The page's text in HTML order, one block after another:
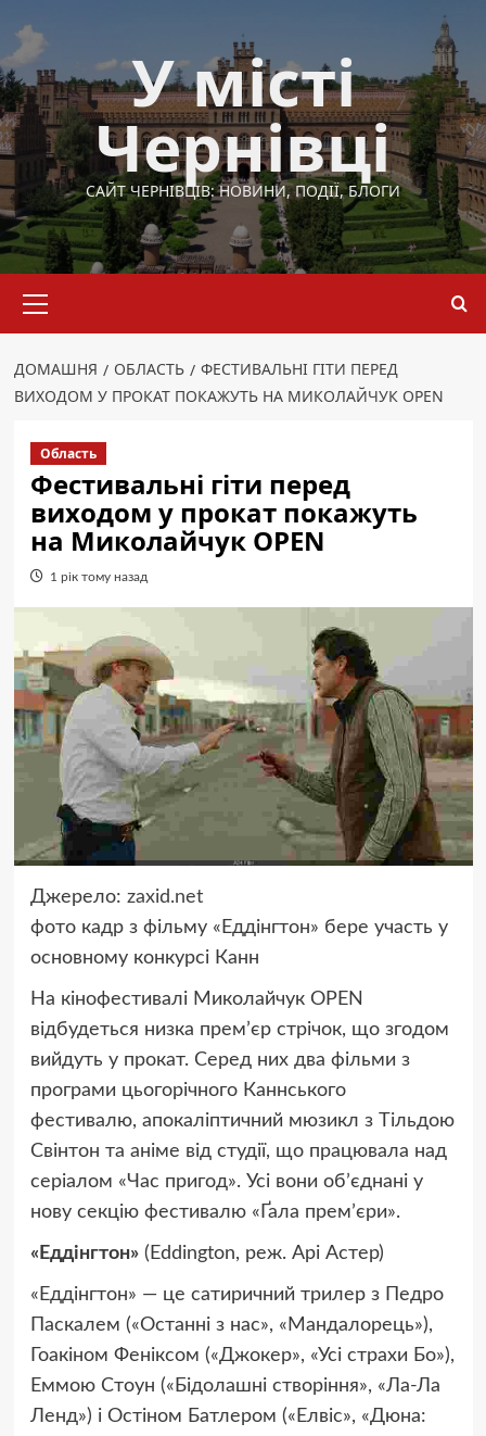
до
вмісту
У місті
Чернівці
САЙТ ЧЕРНІВЦІВ: НОВИНИ, ПОДІЇ, БЛОГИ
меню
ДОМАШНЯ ОБЛАСТЬ
ФЕСТИВАЛЬНІ ГІТИ ПЕРЕД
ВИХОДОМ У ПРОКАТ ПОКАЖУТЬ НА МИКОЛАЙЧУК OPEN
Область
Фестивальні гіти перед
виходом у прокат покажуть
на Миколайчук OPEN
1 рік тому назад
Джерело: zaxid.net
фото кадр з фільму «Еддінгтон» бере участь у
основному конкурсі Канн
На кінофестивалі Миколайчук OPEN
відбудеться низка премʼєр стрічок, що згодом
вийдуть у прокат. Серед них два фільми з
програми цьогорічного Каннського
фестивалю, апокаліптичний мюзикл з Тільдою
Свінтон та аніме від студії, що працювала над
серіалом «Час пригод». Усі вони обʼєднані у
нову секцію фестивалю «Ґала премʼєри».
«Еддінгтон»(Eddington, реж. Арі Астер)
«Еддінгтон» — це сатиричний трилер з Педро
Паскалем («Останні з нас», «Мандалорець»),
Гоакіном Феніксом («Джокер», «Усі страхи Бо»),
Еммою Стоун («Бідолашні створіння», «Ла-Ла
Ленд») і Остіном Батлером («Елвіс», «Дюна: